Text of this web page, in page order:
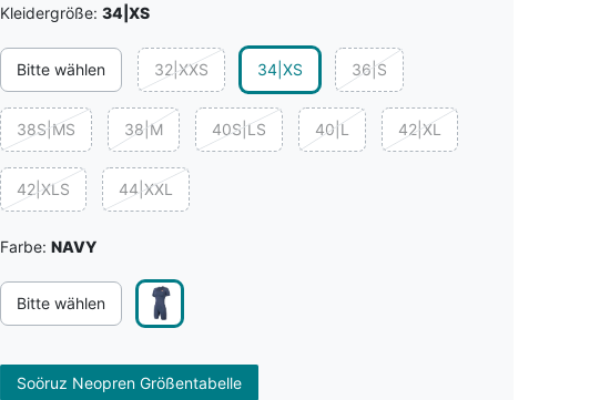
Kleidergröße: 34|XS
Bitte wählen 32|XXS 34|XS 36|S
38S|MS 38|M 40S|LS 40|L 42|XL
42|XLS 44|XXL
Farbe: NAVY
Bitte wählen
Soöruz Neopren Größentabelle